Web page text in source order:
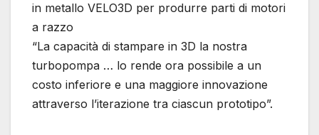
in metallo VELO3D per produrre parti di motori
a razzo
“La capacità di stampare in 3D la nostra
turbopompa … lo rende ora possibile a un
costo inferiore e una maggiore innovazione
attraverso l’iterazione tra ciascun prototipo”.